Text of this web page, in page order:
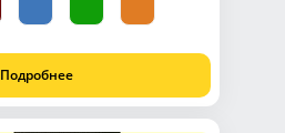
Подробнее